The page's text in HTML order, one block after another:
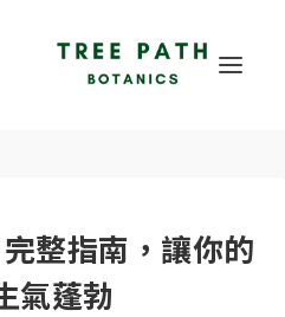
整指南，讓你的
氣蓬勃